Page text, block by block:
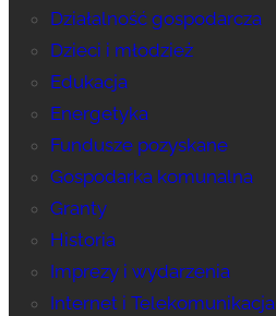
Działalność gospodarcza
Dzieci i młodzież
Edukacja
Energetyka
Fundusze pozyskane
Gospodarka komunalna
Granty
Historia
Imprezy i wydarzenia
Internet i Telekomunikacja